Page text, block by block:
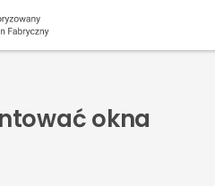
okna